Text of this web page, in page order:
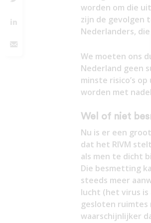
worden om die
zijn de gevolgen
Nederlanders,
We moeten ons
Nederland geen
minste risico’s
worden met
Wel of niet
Nu is er een
dat het RIVM
als men te dicht
Die besmetting
steeds meer
lucht (het virus is
gesloten ruimtes
waarschijnlijker